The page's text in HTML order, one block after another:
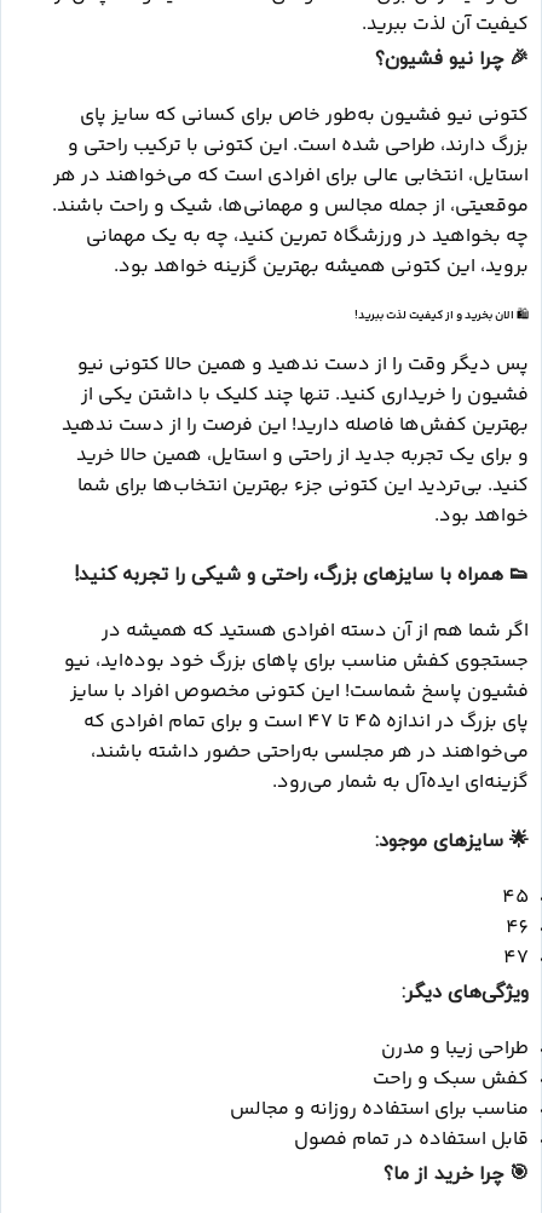
کیفیت آن لذت ببرید.
🎉چرا نیو فشیون؟
کتونی نیو فشیون به‌طور خاص برای کسانی که سایز پای
بزرگ دارند، طراحی شده است. این کتونی با ترکیب راحتی و
استایل، انتخابی عالی برای افرادی است که می‌خواهند در هر
موقعیتی، از جمله مجالس و مهمانی‌ها، شیک و راحت باشند.
چه بخواهید در ورزشگاه تمرین کنید، چه به یک مهمانی
بروید، این کتونی همیشه بهترین گزینه خواهد بود.
🛍️الان بخرید و از کیفیت لذت ببرید!
پس دیگر وقت را از دست ندهید و همین حالا کتونی نیو
فشیون را خریداری کنید. تنها چند کلیک با داشتن یکی از
بهترین کفش‌ها فاصله دارید! این فرصت را از دست ندهید
و برای یک تجربه جدید از راحتی و استایل، همین حالا خرید
کنید. بی‌تردید این کتونی جزء بهترین انتخاب‌ها برای شما
خواهد بود.
👟 همراه با سایزهای بزرگ، راحتی و شیکی را تجربه کنید!
اگر شما هم از آن دسته افرادی هستید که همیشه در
جستجوی کفش مناسب برای پاهای بزرگ خود بوده‌اید، نیو
فشیون پاسخ شماست! این کتونی مخصوص افراد با سایز
پای بزرگ در اندازه 45 تا 47 است و برای تمام افرادی که
می‌خواهند در هر مجلسی به‌راحتی حضور داشته باشند،
گزینه‌ای ایده‌آل به شمار می‌رود.
🌟 سایزهای موجود:
45
46
47
ویژگی‌های دیگر:
طراحی زیبا و مدرن
کفش سبک و راحت
مناسب برای استفاده روزانه و مجالس
قابل استفاده در تمام فصول
🎯چرا خرید از ما؟